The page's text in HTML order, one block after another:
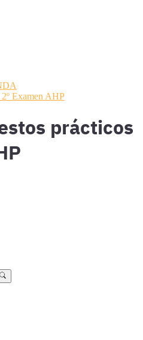
Examen AHP
prácticos